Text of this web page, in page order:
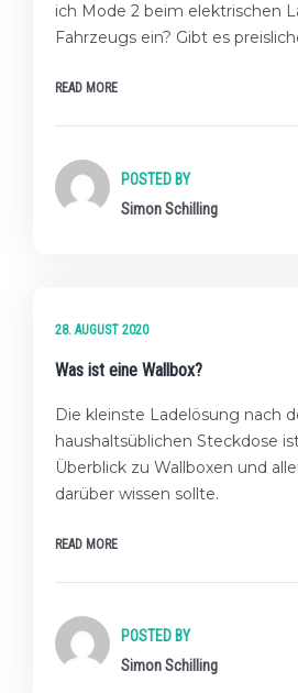
ich Mode 2 beim elektrischen
Fahrzeugs ein? Gibt es
READ MORE
POSTED BY
Simon Schilling
28. AUGUST 2020
Was ist eine Wallbox?
Die kleinste Ladelösung nach
haushaltsüblichen Steckdose
Überblick zu Wallboxen und
darüber wissen sollte.
READ MORE
POSTED BY
Simon Schilling